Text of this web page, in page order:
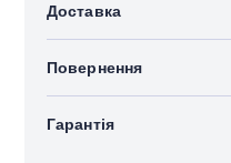
Доставка
Повернення
Гарантія